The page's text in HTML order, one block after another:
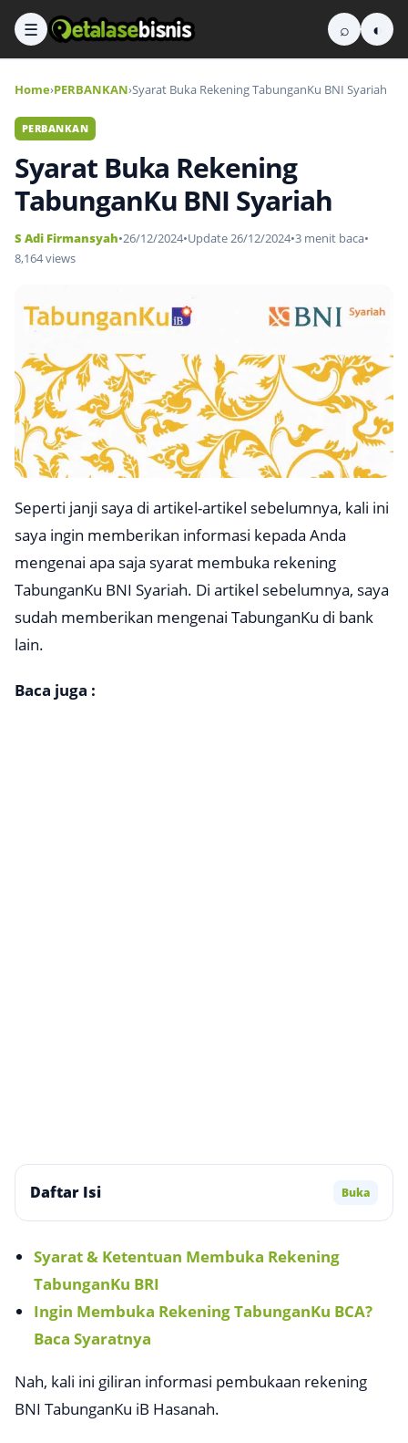
☰ ⌕ ◐
Home›PERBANKAN›Syarat Buka Rekening TabunganKu BNI Syariah
PERBANKAN
Syarat Buka Rekening
TabunganKu BNI Syariah
S Adi Firmansyah•26/12/2024•Update 26/12/2024•3 menit baca•
8,164 views
Seperti janji saya di artikel-artikel sebelumnya, kali ini
saya ingin memberikan informasi kepada Anda
mengenai apa saja syarat membuka rekening
TabunganKu BNI Syariah. Di artikel sebelumnya, saya
sudah memberikan mengenai TabunganKu di bank
lain.
Baca juga :
Daftar Isi Buka
Syarat & Ketentuan Membuka Rekening
TabunganKu BRI
Ingin Membuka Rekening TabunganKu BCA?
Baca Syaratnya
Nah, kali ini giliran informasi pembukaan rekening
BNI TabunganKu iB Hasanah.